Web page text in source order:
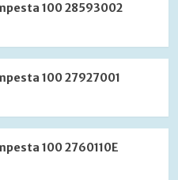
100 28593002
100 27927001
100 2760110E